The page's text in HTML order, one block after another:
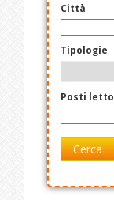
Città
Tipologie
Posti letto
Cerca